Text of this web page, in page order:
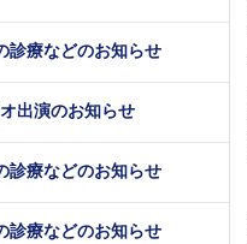
診療などのお知らせ
出演のお知らせ
診療などのお知らせ
診療などのお知らせ